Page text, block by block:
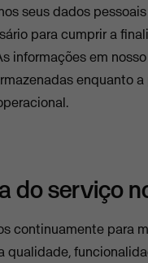
seus dados
para cumprir a
informações em
enquanto
do serviço
continuamente para
qualidade,